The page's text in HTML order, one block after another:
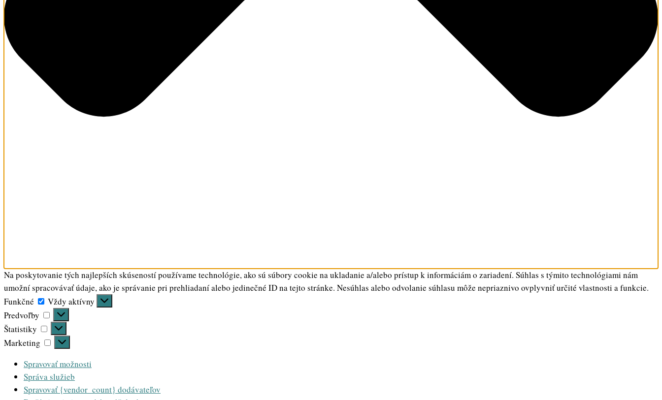
Na poskytovanie tých najlepších skúseností používame technológie, ako sú súbory cookie na ukladanie a/alebo prístup k informáciám o zariadení. Súhlas s týmito technológiami nám
umožní spracovávať údaje, ako je správanie pri prehliadaní alebo jedinečné ID na tejto stránke. Nesúhlas alebo odvolanie súhlasu môže nepriaznivo ovplyvniť určité vlastnosti a funkcie.
Funkčné
Funkčné
Vždy aktívny
Predvoľby
Predvoľby
Štatistiky
Štatistiky
Marketing
Marketing
Spravovať možnosti
Správa služieb
Spravovať {vendor_count} dodávateľov